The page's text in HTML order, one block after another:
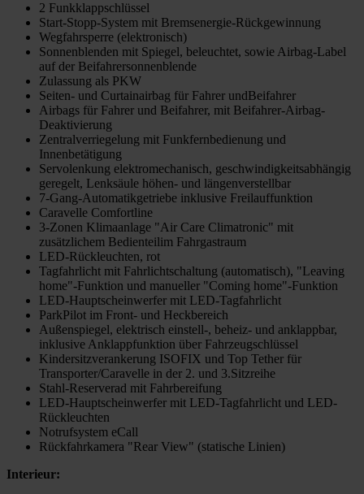
2 Funkklappschlüssel
Start-Stopp-System mit Bremsenergie-Rückgewinnung
Wegfahrsperre (elektronisch)
Sonnenblenden mit Spiegel, beleuchtet, sowie Airbag-Label
auf der Beifahrersonnenblende
Zulassung als PKW
Seiten- und Curtainairbag für Fahrer undBeifahrer
Airbags für Fahrer und Beifahrer, mit Beifahrer-Airbag-
Deaktivierung
Zentralverriegelung mit Funkfernbedienung und
Innenbetätigung
Servolenkung elektromechanisch, geschwindigkeitsabhängig
geregelt, Lenksäule höhen- und längenverstellbar
7-Gang-Automatikgetriebe inklusive Freilauffunktion
Caravelle Comfortline
3-Zonen Klimaanlage "Air Care Climatronic" mit
zusätzlichem Bedienteilim Fahrgastraum
LED-Rückleuchten, rot
Tagfahrlicht mit Fahrlichtschaltung (automatisch), "Leaving
home"-Funktion und manueller "Coming home"-Funktion
LED-Hauptscheinwerfer mit LED-Tagfahrlicht
ParkPilot im Front- und Heckbereich
Außenspiegel, elektrisch einstell-, beheiz- und anklappbar,
inklusive Anklappfunktion über Fahrzeugschlüssel
Kindersitzverankerung ISOFIX und Top Tether für
Transporter/Caravelle in der 2. und 3.Sitzreihe
Stahl-Reserverad mit Fahrbereifung
LED-Hauptscheinwerfer mit LED-Tagfahrlicht und LED-
Rückleuchten
Notrufsystem eCall
Rückfahrkamera "Rear View" (statische Linien)
Interieur: